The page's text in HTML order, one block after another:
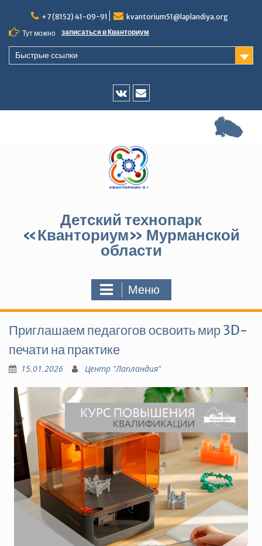
содержимому
+7 (8152) 41-09-91
kvantorium51@laplandiya.org
Тут можно
записаться в Кванториум
Быстрые ссылки
Vk
E-
Детский технопарк
«Кванториум» Мурманской
области
Меню
Приглашаем педагогов освоить мир 3D-
печати на практике
15.01.2026 Центр "Лапландия"